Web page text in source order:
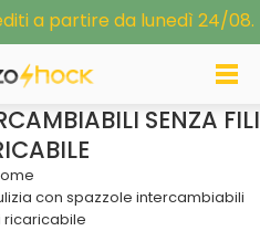
a partire da lunedì 24/08.
PER LA PULIZIA
SENZA FILI
con spazzole intercambiabili
ricaricabile